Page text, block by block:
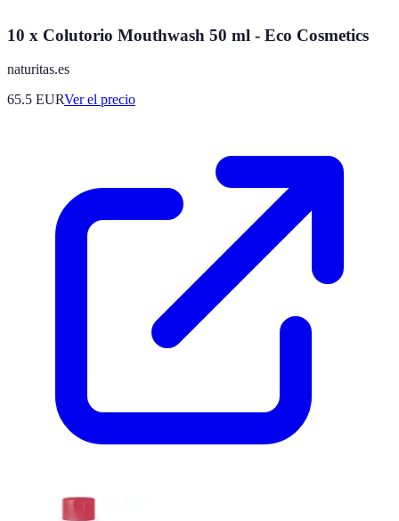
10 x Colutorio Mouthwash 50 ml - Eco Cosmetics
naturitas.es
65.5 EURVer el precio